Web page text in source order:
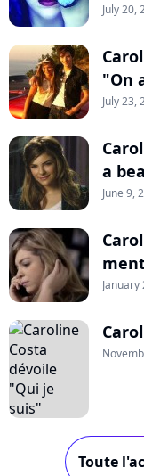
July 20,
"On
July 23,
a
June 9,
January
Toute